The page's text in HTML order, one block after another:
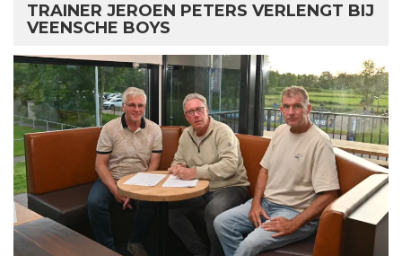
TRAINER JEROEN PETERS VERLENGT BIJ
VEENSCHE BOYS